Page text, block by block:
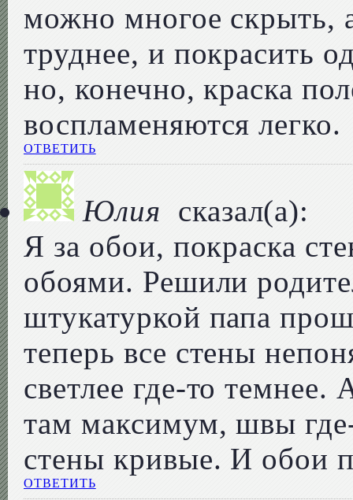
можно многое скрыть,
труднее, и покрасить
но, конечно, краска
воспламеняются легко.
ОТВЕТИТЬ
Юлия сказал(а):
Я за обои, покраска
обоями. Решили
штукатуркой папа
теперь все стены
светлее где-то
там максимум, швы
стены кривые. И обои
ОТВЕТИТЬ